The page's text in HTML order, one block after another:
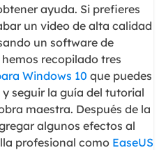
ayuda. Si prefieres
un video de alta calidad
un software de
recopilado tres
Windows 10 que puedes
seguir la guía del tutorial
maestra. Después de la
algunos efectos al
profesional como EaseUS